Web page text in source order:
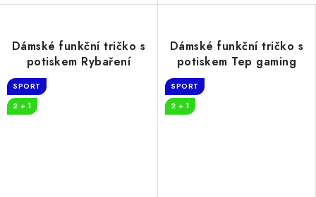
Dámské funkční tričko s
potiskem Rybaření
SPORT
2 + 1
Dámské funkční tričko s
potiskem Tep gaming
SPORT
2 + 1